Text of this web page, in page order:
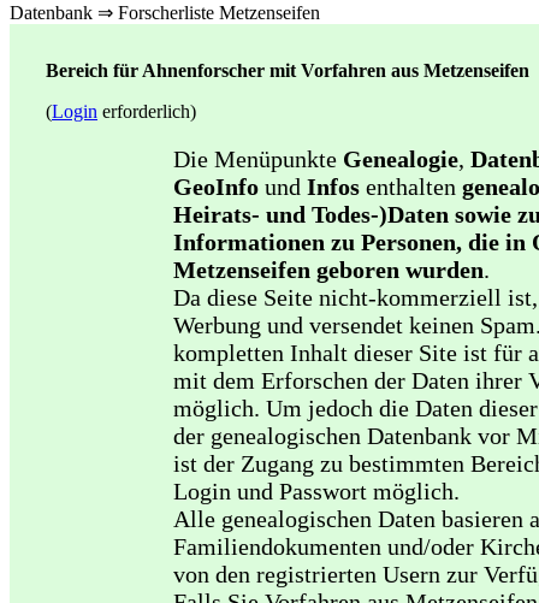
Datenbank ⇒ Forscherliste Metzenseifen
Bereich für Ahnenforscher mit Vorfahren aus Metzenseifen
(Login erforderlich)
Die Menüpunkte Genealogie,
GeoInfound Infosenthalten
Heirats- und Todes-)Daten sowie
Informationen zu Personen, die in
Metzenseifen geboren wurden.
Da diese Seite nicht-kommerziell
Werbung und versendet keinen
kompletten Inhalt dieser Site ist für
mit dem Erforschen der Daten ihrer
möglich. Um jedoch die Daten
der genealogischen Datenbank vor
ist der Zugang zu bestimmten
Login und Passwort möglich.
Alle genealogischen Daten basieren
Familiendokumenten und/oder
von den registrierten Usern zur